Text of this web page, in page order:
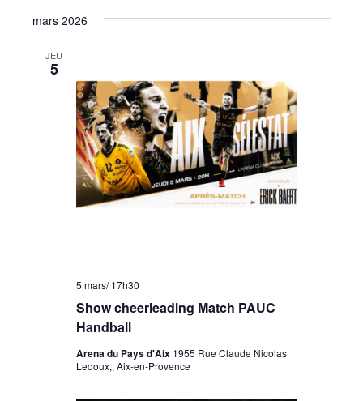
mars 2026
JEU
5
Show cheerleading Match PAUC
Handball
5 mars/ 17h30
Arena du Pays d'Aix 1955 Rue Claude Nicolas
Ledoux,, Aix-en-Provence